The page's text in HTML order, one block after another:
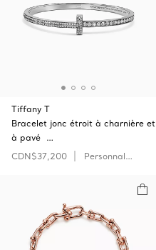
Tiffany T
Bracelet jonc étroit à charnière et
à pavé …
CDN$37,200
Personnaliser